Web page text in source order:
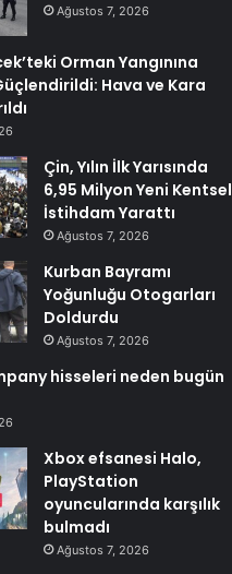
Ağustos 7, 2026
Orman Yangınına
Hava ve Kara
Çin, Yılın İlk Yarısında
6,95 Milyon Yeni Kentsel
İstihdam Yarattı
Ağustos 7, 2026
Kurban Bayramı
Yoğunluğu Otogarları
Doldurdu
Ağustos 7, 2026
hisseleri neden bugün
Xbox efsanesi Halo,
PlayStation
oyuncularında karşılık
bulmadı
Ağustos 7, 2026